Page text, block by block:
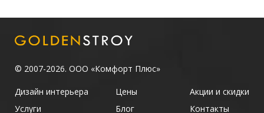
© 2007-2026. ООО «Комфорт Плюс»
Дизайн интерьера
Услуги
Цены
Блог
Акции и скидки
Контакты